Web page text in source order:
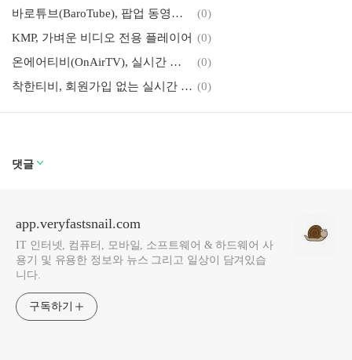
바로튜브(BaroTube), 팝업 동영상 플레이어
(0)
KMP, 가벼운 비디오 전용 플레이어 (0)
온에어티비(OnAirTV), 실시간 무료TV
(0)
착한티비, 회원가입 없는 실시간 무료 TV (0)
댓글
app.veryfastsnail.com
IT 인터넷, 컴퓨터, 모바일, 소프트웨어 & 하드웨어 사
용기 및 유용한 정보와 뉴스 그리고 일상이 담겨있습
니다.
구독하기